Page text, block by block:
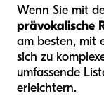
Wenn Sie mit
prävokalische
am besten, mit
sich zu
umfassende
erleichtern.